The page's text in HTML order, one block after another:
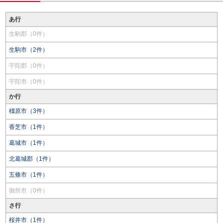
あ行
生駒郡（0件）
生駒市（2件）
宇陀郡（0件）
宇陀市（0件）
か行
橿原市（3件）
香芝市（1件）
葛城市（1件）
北葛城郡（1件）
五條市（1件）
御所市（0件）
さ行
桜井市（1件）